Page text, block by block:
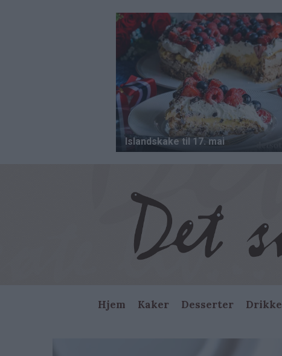
Main
Hjem Kaker Desserter Drikke